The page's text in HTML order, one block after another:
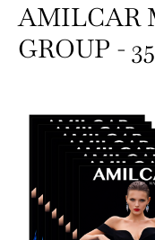
AMILCAR
GROUP -